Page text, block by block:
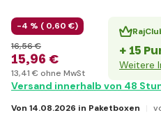
-4 % ( 0,60 €)
15,96 €
16,56 €
13,41 € ohne MwSt
+ 15
Weitere
Versand innerhalb von 48
Von 14.08.2026 in Paketboxen